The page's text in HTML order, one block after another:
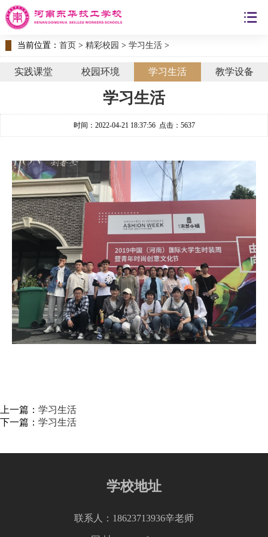
当前位置： 首页 > 精彩校园 > 学习生活>
实践课堂 校园环境 学习生活 教学设备
学习生活
时间：2022-04-21 18:37:56 点击：5637
上一篇： 学习生活
下一篇： 学习生活
学校地址
联系人：18623713936辛老师